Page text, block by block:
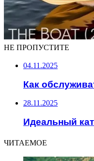
НЕ ПРОПУСТИТЕ
04.11.2025
Как
28.11.2025
Идеальный
ЧИТАЕМОЕ